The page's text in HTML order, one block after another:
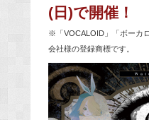
(日)で開催！
※「VOCALOID」「ボーカ
会社様の登録商標です。